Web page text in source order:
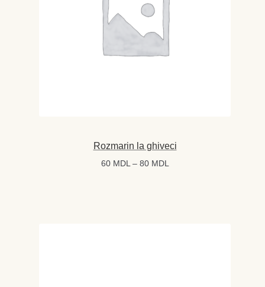
Rozmarin la ghiveci
60 MDL – 80 MDL